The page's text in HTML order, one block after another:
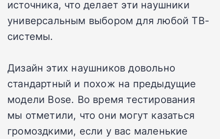
источника, что делает эти наушники
универсальным выбором для любой ТВ-
системы.
Дизайн этих наушников довольно
стандартный и похож на предыдущие
модели Bose. Во время тестирования
мы отметили, что они могут казаться
громоздкими, если у вас маленькие